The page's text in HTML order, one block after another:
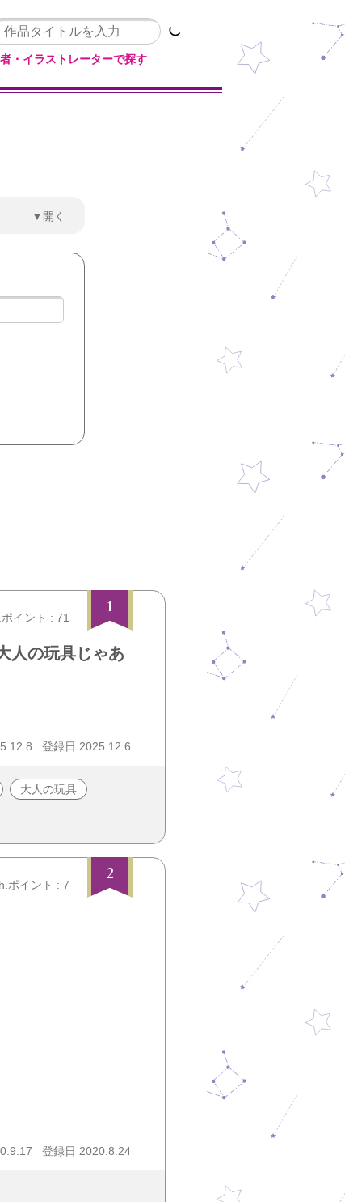
・イラストレーターで探す
▼開く
1
イント : 71
人の玩具じゃあ
登録日 2025.12.6
大人の玩具
2
ポイント : 7
登録日 2020.8.24